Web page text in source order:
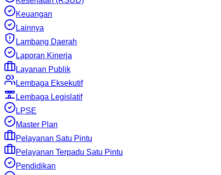
Keuangan
Lainnya
Lambang Daerah
Laporan Kinerja
Layanan Publik
Lembaga Eksekutif
Lembaga Legislatif
LPSE
Master Plan
Pelayanan Satu Pintu
Pelayanan Terpadu Satu Pintu
Pendidikan